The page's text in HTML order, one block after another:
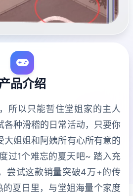
品介绍
所以只能暂住堂姐家的主人
各种滑稽的日常活动，只要你
大姐姐和阿姨所有心所有意的
过1个难忘的夏天吧~ 踏入充
尝试这款销量突破4万+的传
的夏日里，与堂姐海量个家度